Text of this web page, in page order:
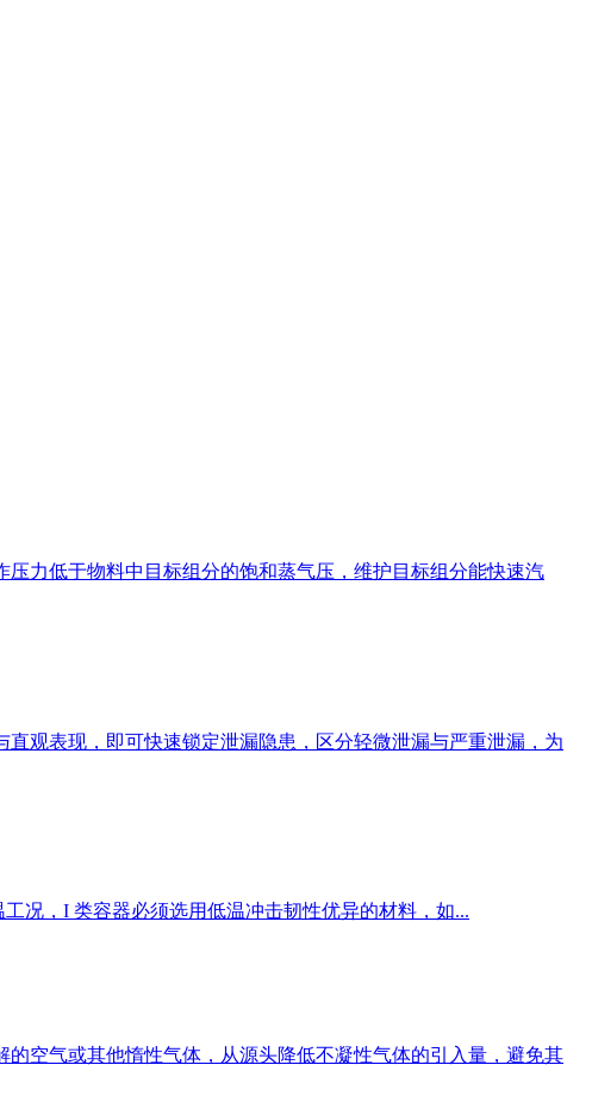
力低于物料中目标组分的饱和蒸气压，维护目标组分能快速汽
观表现，即可快速锁定泄漏隐患，区分轻微泄漏与严重泄漏，为
况，I 类容器必须选用低温冲击韧性优异的材料，如...
空气或其他惰性气体，从源头降低不凝性气体的引入量，避免其